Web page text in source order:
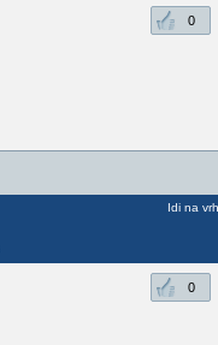
0
Idi na vrh
0